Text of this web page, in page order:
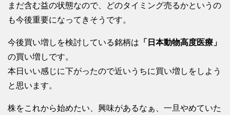
まだ含む益の状態なので、どのタイミング売るかというの
も今後重要になってきそうです。
今後買い増しを検討している銘柄は 「日本動物高度医療」
の買い増しです。
本日いい感じに下がったので近いうちに買い増しをしよう
と思います。
株をこれから始めたい、興味があるなぁ、一旦やめていた